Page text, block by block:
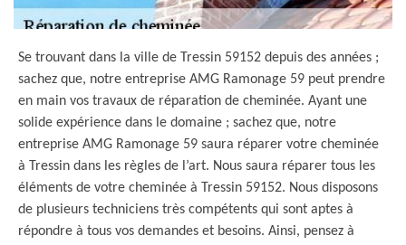
Se trouvant dans la ville de Tressin 59152 depuis des années ;
sachez que, notre entreprise AMG Ramonage 59 peut prendre
en main vos travaux de réparation de cheminée. Ayant une
solide expérience dans le domaine ; sachez que, notre
entreprise AMG Ramonage 59 saura réparer votre cheminée
à Tressin dans les règles de l’art. Nous saura réparer tous les
éléments de votre cheminée à Tressin 59152. Nous disposons
de plusieurs techniciens très compétents qui sont aptes à
répondre à tous vos demandes et besoins. Ainsi, pensez à